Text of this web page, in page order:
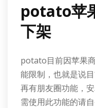
potato苹
下架
potato目前因苹果
能限制，也就是说
再有朋友圈功能，
需使用此功能的请